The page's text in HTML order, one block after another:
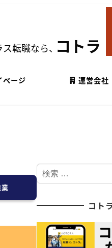
ス転職なら、コトラ
ページ 運営会社
検
索
コト